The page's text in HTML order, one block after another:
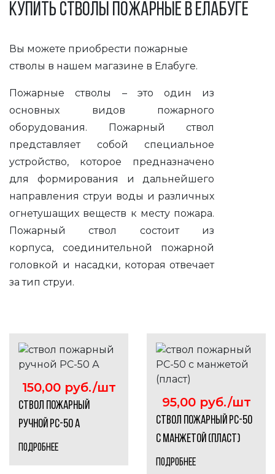
КУПИТЬ СТВОЛЫ ПОЖАРНЫЕ В ЕЛАБУГЕ
Вы можете приобрести пожарные
стволы в нашем магазине в Елабуге.
Пожарные стволы – это один из
основных видов пожарного
оборудования. Пожарный ствол
представляет собой специальное
устройство, которое предназначено
для формирования и дальнейшего
направления струи воды и различных
огнетушащих веществ к месту пожара.
Пожарный ствол состоит из
корпуса, соединительной пожарной
головкой и насадки, которая отвечает
за тип струи.
150,00 руб./шт
ствол пожарный
ручной РС-50 А
ПОДРОБНЕЕ
95,00 руб./шт
ствол пожарный РС-50
с манжетой (пласт)
ПОДРОБНЕЕ